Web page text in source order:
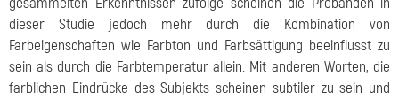
dieser Studie jedoch mehr durch die Kombination von
Farbeigenschaften wie Farbton und Farbsättigung beeinflusst zu
sein als durch die Farbtemperatur allein. Mit anderen Worten, die
farblichen Eindrücke des Subjekts scheinen subtiler zu sein und